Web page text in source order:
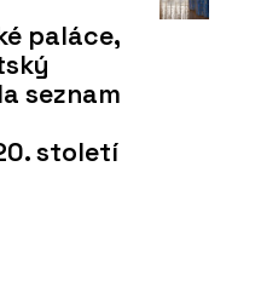
paláce,
seznam
století